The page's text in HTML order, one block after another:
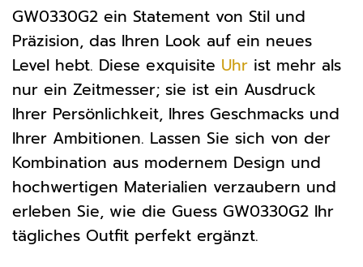
GW0330G2 ein Statement von Stil und
Präzision, das Ihren Look auf ein neues
Level hebt. Diese exquisite Uhr ist mehr als
nur ein Zeitmesser; sie ist ein Ausdruck
Ihrer Persönlichkeit, Ihres Geschmacks und
Ihrer Ambitionen. Lassen Sie sich von der
Kombination aus modernem Design und
hochwertigen Materialien verzaubern und
erleben Sie, wie die Guess GW0330G2 Ihr
tägliches Outfit perfekt ergänzt.